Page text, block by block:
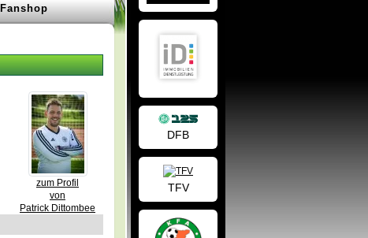
Fanshop
zum Profil
von
Patrick Dittombee
DFB
TFV